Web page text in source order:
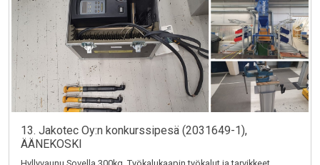
13. Jakotec Oy:n konkurssipesä (2031649-1),
ÄÄNEKOSKI